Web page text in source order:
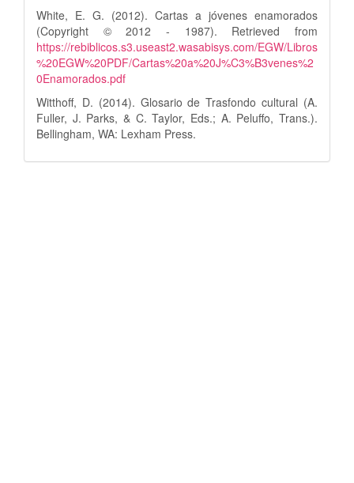
White, E. G. (2012). Cartas a jóvenes enamorados
(Copyright © 2012 - 1987). Retrieved from
https://rebiblicos.s3.useast2.wasabisys.com/EGW/Libros
%20EGW%20PDF/Cartas%20a%20J%C3%B3venes%2
0Enamorados.pdf
Witthoff, D. (2014). Glosario de Trasfondo cultural (A.
Fuller, J. Parks, & C. Taylor, Eds.; A. Peluffo, Trans.).
Bellingham, WA: Lexham Press.